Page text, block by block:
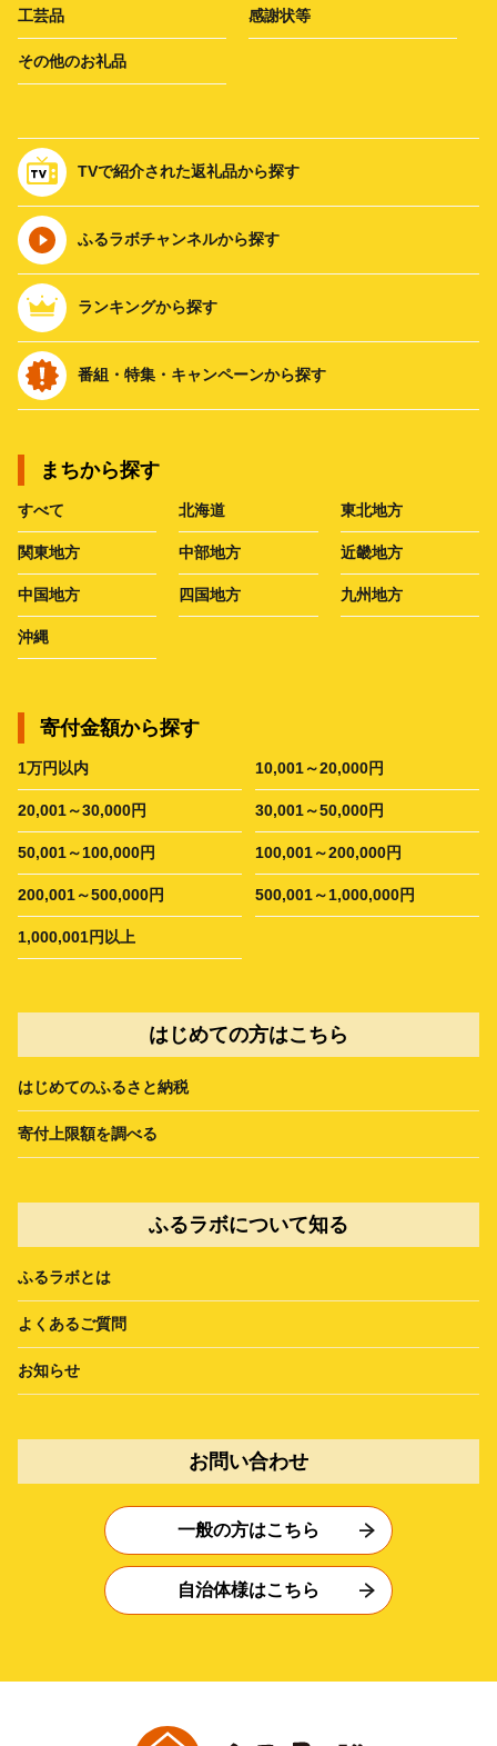
工芸品 感謝状等
その他のお礼品
TVで紹介された返礼品から探す
ふるラボチャンネルから探す
ランキングから探す
番組・特集・キャンペーンから探す
まちから探す
すべて 北海道 東北地方
関東地方 中部地方 近畿地方
中国地方 四国地方 九州地方
沖縄
寄付金額から探す
1万円以内 10,001～20,000円
20,001～30,000円 30,001～50,000円
50,001～100,000円 100,001～200,000円
200,001～500,000円 500,001～1,000,000円
1,000,001円以上
はじめての方はこちら
はじめてのふるさと納税
寄付上限額を調べる
ふるラボについて知る
ふるラボとは
よくあるご質問
お知らせ
お問い合わせ
一般の方はこちら
自治体様はこちら